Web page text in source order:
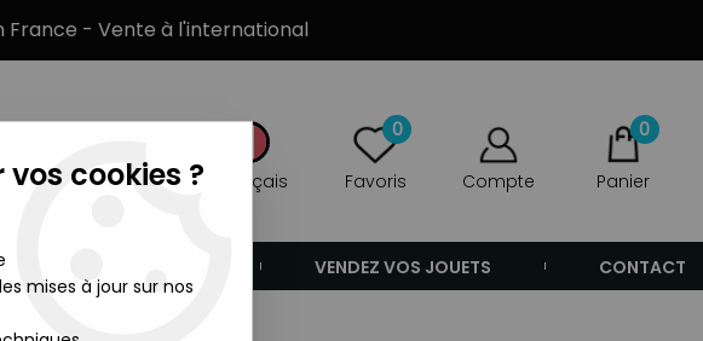
France - Vente à l'international
Français
0
Favoris Compte
0
Panier
VENDEZ VOS JOUETS CONTACT
cookies ?
mises à jour sur nos